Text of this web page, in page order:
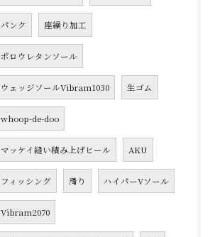
パンク 座繰り加工
ポロウレタンソール
ウェッジソールVibram1030 生ゴム
whoop-de-doo
マッケイ縫い積み上げヒール AKU
フィッシング 滑り ハイパーVソール
Vibram2070